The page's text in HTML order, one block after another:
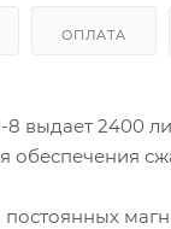
ОПЛАТА
2400
обеспечения